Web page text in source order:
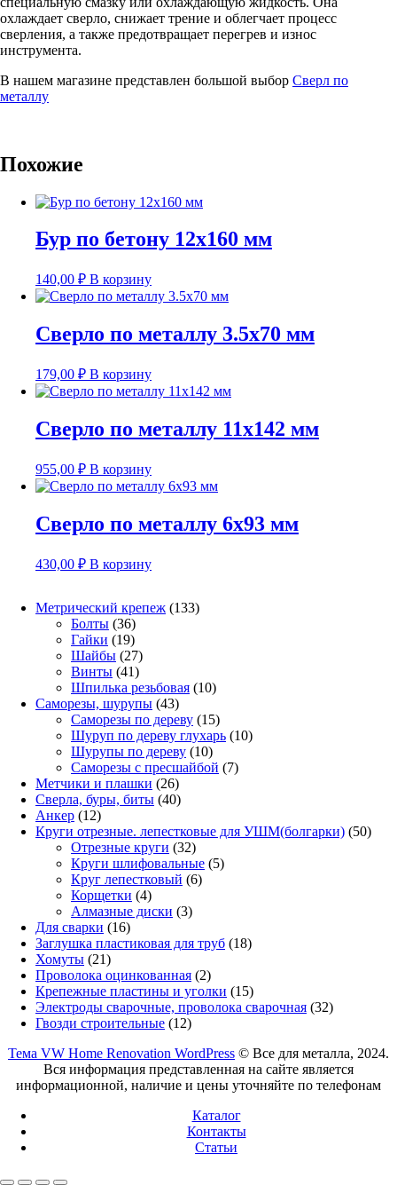
охлаждает сверло, снижает трение и облегчает процесс
сверления, а также предотвращает перегрев и износ
инструмента.
В нашем магазине представлен большой выбор Сверл по
металлу
Похожие
Бур по бетону 12х160 мм
140,00 ₽ В корзину
Сверло по металлу 3.5х70 мм
179,00 ₽ В корзину
Сверло по металлу 11х142 мм
955,00 ₽ В корзину
Сверло по металлу 6х93 мм
430,00 ₽ В корзину
Метрический крепеж 133133
Болты 3636
товаров
Гайки 1919
товаров
Шайбы 2727
товаров
Винты 4141
товар
Шпилька резьбовая 1010
Саморезы, шурупы 4343
товара
Саморезы по дереву 1515
товаров
Шуруп по дереву глухарь 1010
Шурупы по дереву 1010
товаров
Саморезы с пресшайбой 77
Метчики и плашки 2626
товаров
Сверла, буры, биты 4040
Анкер 1212
товаров
Круги отрезные. лепестковые для УШМ(болгарки) 5050
Отрезные круги 3232
товара
Круги шлифовальные 55
Круг лепестковый 66
Корщетки 44
товара
Алмазные диски 33
Для сварки 1616
товаров
Заглушка пластиковая для труб 1818
Хомуты 2121
товар
Проволока оцинкованная 22
товара
Крепежные пластины и уголки 1515
товаров
Электроды сварочные, проволока сварочная 3232
Гвозди строительные 1212
Тема VW Home Renovation WordPress © Все для металла, 2024.
Вся информация представленная на сайте является
информационной, наличие и цены уточняйте по телефонам
Каталог
Контакты
Статьи
Прокрутить